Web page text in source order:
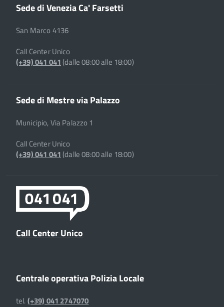
Sede di Venezia Ca' Farsetti
San Marco 4136
Call Center Unico
(+39) 041 041(dalle 08:00 alle 18:00)
Sede di Mestre via Palazzo
Municipio, Via Palazzo 1
Call Center Unico
(+39) 041 041(dalle 08:00 alle 18:00)
Call Center Unico
Centrale operativa Polizia Locale
tel.(+39) 041 2747070